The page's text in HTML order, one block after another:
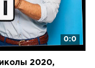
0:0
2020,